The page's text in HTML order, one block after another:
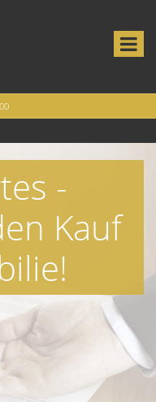
-
Kauf